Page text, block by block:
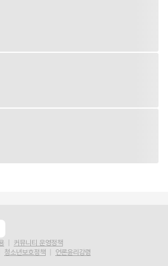
커뮤니티 운영정책
청소년보호정책
언론윤리강령